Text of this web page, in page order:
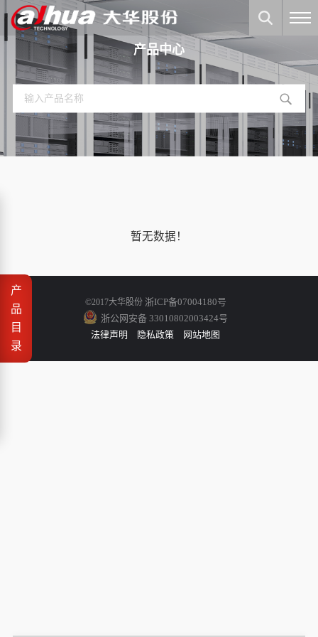
产品中心
产
品
目
录
暂无数据！
©2017大华股份 浙ICP备07004180号
浙公网安备 33010802003424号
法律声明
隐私政策 网站地图